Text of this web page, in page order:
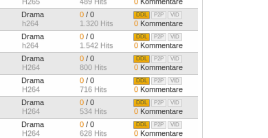
Drama
h264
0 / 0
1.320 Hits
VID
P2P
DDL
0 Kommentare
Drama
h264
0 / 0
1.542 Hits
VID
P2P
DDL
0 Kommentare
Drama
H264
0 / 0
800 Hits
VID
P2P
DDL
0 Kommentare
Drama
H264
0 / 0
716 Hits
VID
P2P
DDL
0 Kommentare
Drama
H264
0 / 0
534 Hits
VID
P2P
DDL
0 Kommentare
Drama
H264
0 / 0
628 Hits
VID
P2P
DDL
0 Kommentare